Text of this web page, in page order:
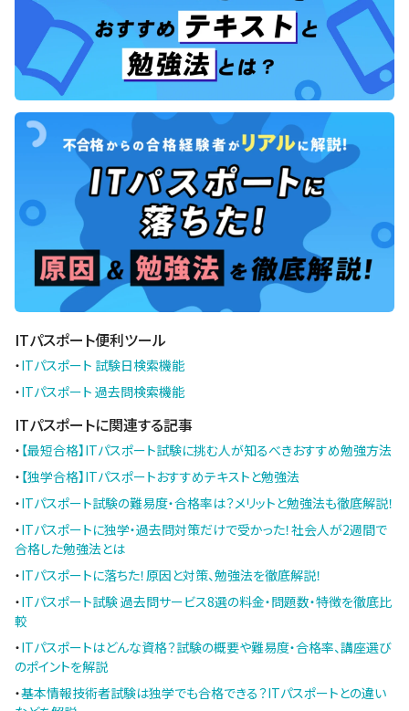
ITパスポート便利ツール
・ITパスポート 試験日検索機能
・ITパスポート 過去問検索機能
ITパスポートに関連する記事
・ 【最短合格】ITパスポート試験に挑む人が知るべきおすすめ勉強方法
・ 【独学合格】ITパスポートおすすめテキストと勉強法
・ITパスポート試験の難易度・合格率は？メリットと勉強法も徹底解説！
・ITパスポートに独学・過去問対策だけで受かった！社会人が2週間で
合格した勉強法とは
・ITパスポートに落ちた！原因と対策、勉強法を徹底解説！
・ITパスポート試験 過去問サービス8選の料金・問題数・特徴を徹底比
較
・ITパスポートはどんな資格？試験の概要や難易度・合格率、講座選び
のポイントを解説
・基本情報技術者試験は独学でも合格できる？ITパスポートとの違い